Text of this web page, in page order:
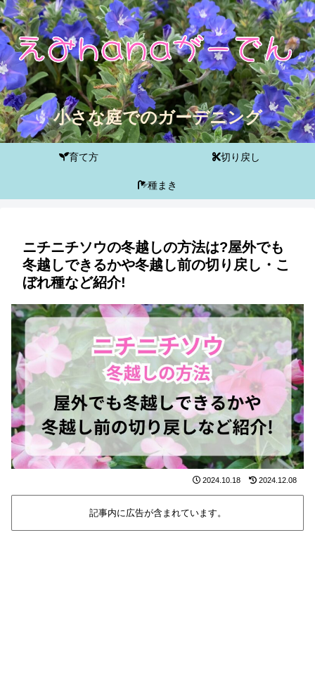
小さな庭でのガーデニング
育て方 切り戻し
種まき
ニチニチソウの冬越しの方法は?屋外でも
冬越しできるかや冬越し前の切り戻し・こ
ぼれ種など紹介!
2024.10.18 2024.12.08
記事内に広告が含まれています。